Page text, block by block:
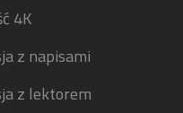
4K
z napisami
z lektorem